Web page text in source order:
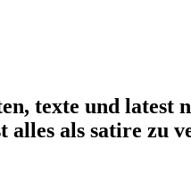
texte und latest
als satire zu